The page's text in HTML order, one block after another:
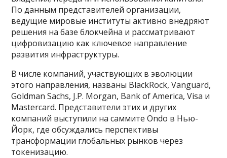
По данным представителей организации,
ведущие мировые институты активно внедряют
решения на базе блокчейна и рассматривают
цифровизацию как ключевое направление
развития инфраструктуры.
В числе компаний, участвующих в эволюции
этого направления, названы BlackRock, Vanguard,
Goldman Sachs, J.P. Morgan, Bank of America, Visa и
Mastercard. Представители этих и других
компаний выступили на саммите Ondo в Нью-
Йорк, где обсуждались перспективы
трансформации глобальных рынков через
токенизацию.